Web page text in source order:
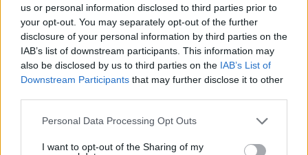
us or personal information disclosed to third parties prior to
your opt-out. You may separately opt-out of the further
disclosure of your personal information by third parties on the
IAB’s list of downstream participants. This information may
also be disclosed by us to third parties on the IAB’s List of
Downstream Participants that may further disclose it to other
Please note that this website/app uses one or more Google
not limited to your visit or usage behaviour. You may click to
Personal Data Processing Opt Outs
I want to opt-out of the Sharing of my
Πέθανε σε ηλικία 26 ετών η influencer Σίντνεϊ Τάουλ
έπειτα από τριετή μάχη με σπάνια μορφή καρκίνου
Γαρίδες γιουβέτσι λεμονάτο
07.08.2026, 05:00
«Έγκλημα πολέμου» ο ισραηλινός βομβαρδισμός που
τρεις ΜΚΟ
07.08.2026, 04:54
07.08.2026, 04:13